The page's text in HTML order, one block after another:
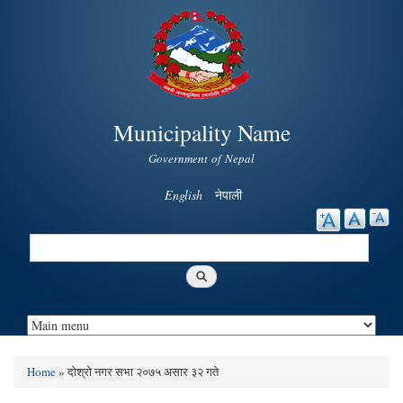
Skip to
main
content
Municipality Name
Government of Nepal
English नेपाली
Search
You are here
Home» दोश्रो नगर सभा २०७५ असार ३२ गते